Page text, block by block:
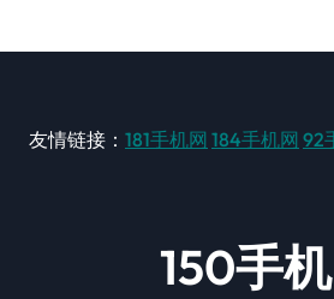
友情链接： 181手机网 184手机网 92
150手